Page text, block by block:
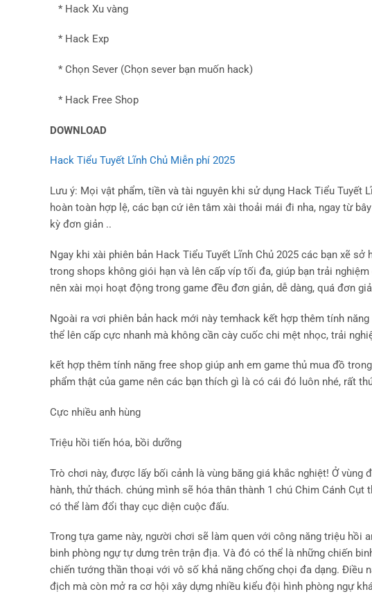
* Hack Xu vàng
* Hack Exp
* Chọn Sever (Chọn sever bạn muốn hack)
* Hack Free Shop
DOWNLOAD
Hack Tiểu Tuyết Lĩnh Chủ Miễn phí 2025
Lưu ý: Mọi vật phẩm, tiền và tài nguyên khi sử dụng Hack Tiểu Tuyết
hoàn toàn hợp lệ, các bạn cứ iên tâm xài thoải mái đi nha, ngay từ
kỳ đơn giản ..
Ngay khi xài phiên bản Hack Tiểu Tuyết Lĩnh Chủ 2025 các bạn xẽ
trong shops không giói hạn và lên cấp víp tối đa, giúp bạn trải
nên xài mọi hoạt động trong game đều đơn giản, dễ dàng, quá đơn
Ngoài ra vơi phiên bản hack mới này temhack kết hợp thêm tính
thể lên cấp cực nhanh mà không cần cày cuốc chi mệt nhọc, trải
kết hợp thêm tính năng free shop giúp anh em game thủ mua đồ
phẩm thật của game nên các bạn thích gì là có cái đó luôn nhé, rất
Cực nhiều anh hùng
Triệu hồi tiến hóa, bồi dưỡng
Trò chơi này, được lấy bối cảnh là vùng băng giá khắc nghiệt! Ở
hành, thử thách. chúng mình sẽ hóa thân thành 1 chú Chim Cánh
có thể làm đổi thay cục diện cuộc đấu.
Trong tựa game này, người chơi sẽ làm quen với công năng triệu hồi
binh phòng ngự tự dưng trên trận địa. Và đó có thể là những chiến
chiến tướng thần thoại với vô số khả năng chống chọi đa dạng. Điều
địch mà còn mở ra cơ hội xây dựng nhiều kiểu đội hình phòng ngự